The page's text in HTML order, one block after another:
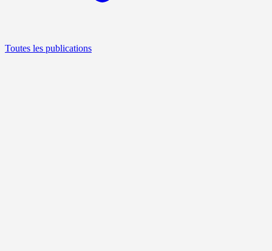
Toutes les publications